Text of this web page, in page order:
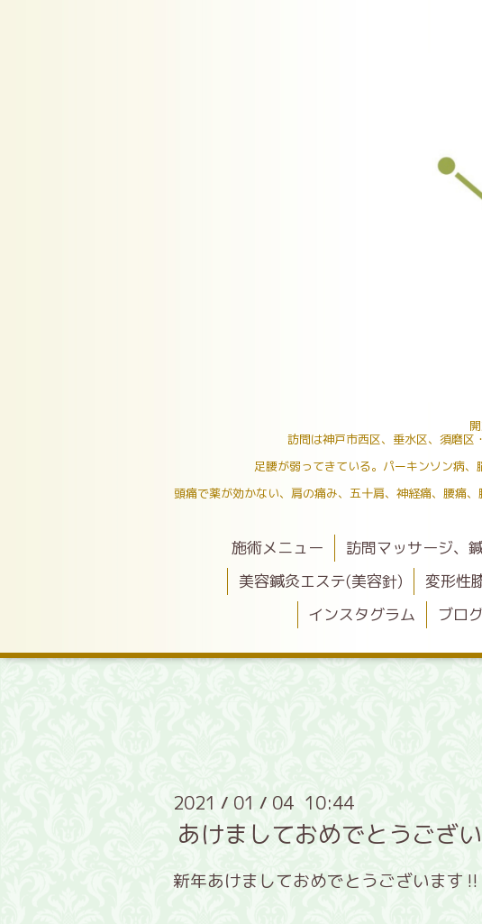
訪問は神戸市西区、垂水区、須磨区
足腰が弱ってきている。パーキンソン病
頭痛で薬が効かない、肩の痛み、五十肩、神経痛、腰痛
施術メニュー 訪問マッサージ、
美容鍼灸エステ(美容針)
変形性
インスタグラム
ブロ
2021 / 01 / 04 10:44
あけましておめでとうござい
新年あけましておめでとうございます‼